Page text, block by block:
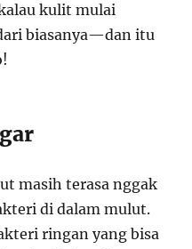
kulit mulai
biasanya—dan itu
masih terasa nggak
di dalam mulut.
ringan yang bisa